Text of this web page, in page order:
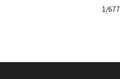
1/677